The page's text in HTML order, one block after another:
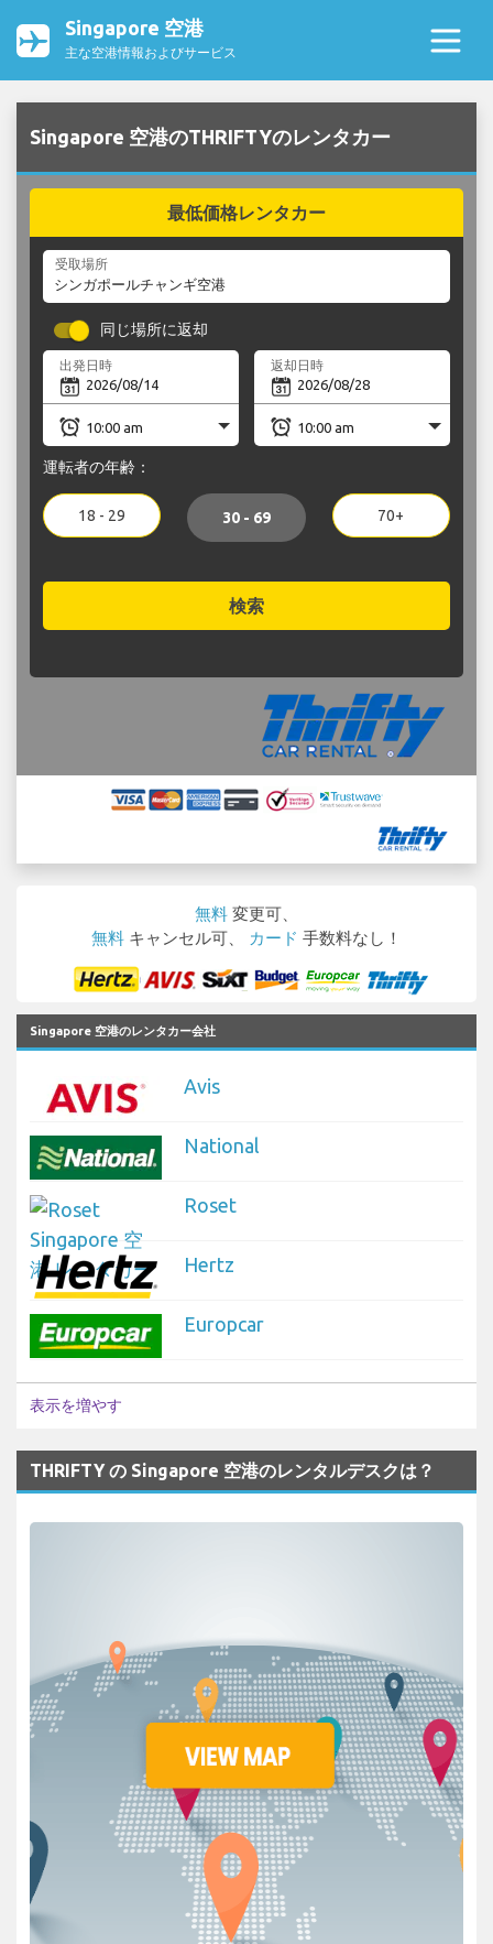
Singapore 空港
主な空港情報およびサービス
Singapore 空港のTHRIFTYのレンタカー
最低価格レンタカー
受取場所
同じ場所に返却
出発日時 返却日時
運転者の年齢：
18 - 29 30 - 69 70+
検索
無料 変更可、
無料 キャンセル可、 カード 手数料なし！
Singapore 空港のレンタカー会社
Avis
National
Roset
Hertz
Europcar
表示を増やす
THRIFTY の Singapore 空港のレンタルデスクは？